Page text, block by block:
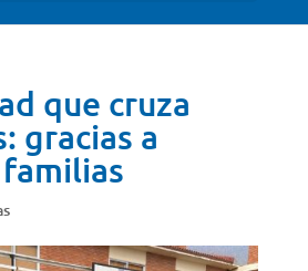
que cruza
gracias a